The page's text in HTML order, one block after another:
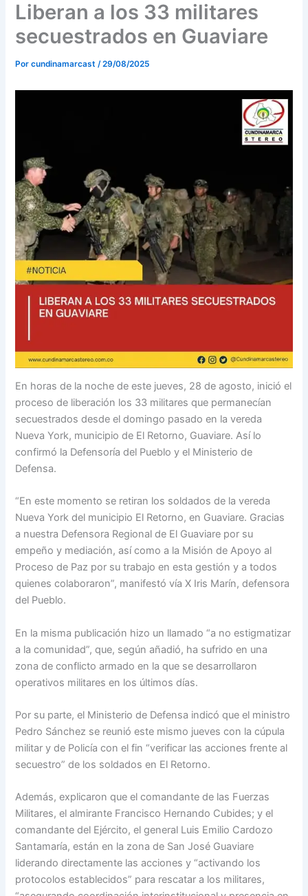
o
k
r
a
m
e
Liberan a los 33 militares
secuestrados en Guaviare
Porcundinamarcast/29/08/2025
En horas de la noche de este jueves, 28 de agosto, inició el
proceso de liberación los 33 militares que permanecían
secuestrados desde el domingo pasado en la vereda
Nueva York, municipio de El Retorno, Guaviare. Así lo
confirmó la Defensoría del Pueblo y el Ministerio de
Defensa.
“En este momento se retiran los soldados de la vereda
Nueva York del municipio El Retorno, en Guaviare. Gracias
a nuestra Defensora Regional de El Guaviare por su
empeño y mediación, así como a la Misión de Apoyo al
Proceso de Paz por su trabajo en esta gestión y a todos
quienes colaboraron”, manifestó vía X Iris Marín, defensora
del Pueblo.
En la misma publicación hizo un llamado “a no estigmatizar
a la comunidad”, que, según añadió, ha sufrido en una
zona de conflicto armado en la que se desarrollaron
operativos militares en los últimos días.
Por su parte, el Ministerio de Defensa indicó que el ministro
Pedro Sánchez se reunió este mismo jueves con la cúpula
militar y de Policía con el fin “verificar las acciones frente al
secuestro” de los soldados en El Retorno.
Además, explicaron que el comandante de las Fuerzas
Militares, el almirante Francisco Hernando Cubides; y el
comandante del Ejército, el general Luis Emilio Cardozo
Santamaría, están en la zona de San José Guaviare
liderando directamente las acciones y “activando los
protocolos establecidos” para rescatar a los militares,